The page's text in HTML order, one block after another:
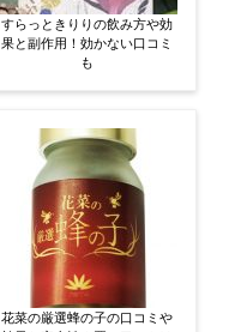
すらっときりりの飲み方や効
果と副作用！効かない口コミ
も
花菜の厳選蜂の子の口コミや